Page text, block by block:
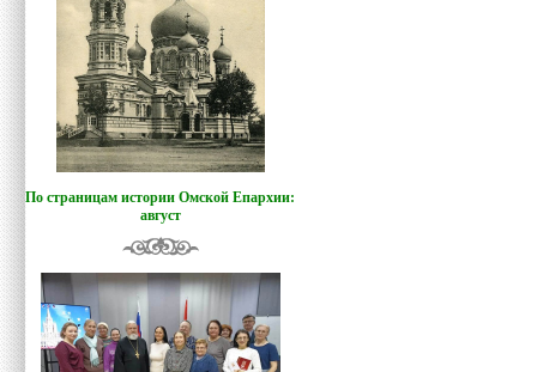
По страницам истории Омской Епархии:
август